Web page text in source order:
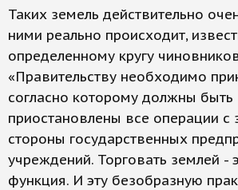
Таких земель действительно
ними реально происходит,
определенному кругу
«Правительству необходимо
согласно которому должны быть
приостановлены все операции с
стороны государственных
учреждений. Торговать землей -
функция. И эту безобразную